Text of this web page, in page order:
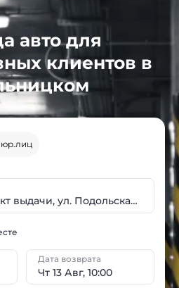
авто для
клиентов в
Чт 13 Авг, 10:00
Дата возврата